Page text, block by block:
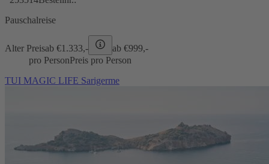
Pauschalreise
Alter Preisab €1.333,- ab €999,-
pro PersonPreis pro Person
TUI MAGIC LIFE Sarigerme